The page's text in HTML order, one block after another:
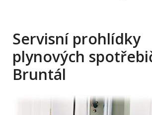
Servisní prohlídky
plynových
Bruntál